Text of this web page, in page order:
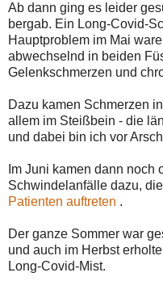
Ab dann ging es leider
bergab. Ein Long-Covid-
Hauptproblem im Mai
abwechselnd in beiden
Gelenkschmerzen und
Dazu kamen Schmerzen
allem im Steißbein - die
und dabei bin ich vor
Im Juni kamen dann noch
Schwindelanfälle dazu,
Patienten auftreten .
Der ganze Sommer war
und auch im Herbst
Long-Covid-Mist.